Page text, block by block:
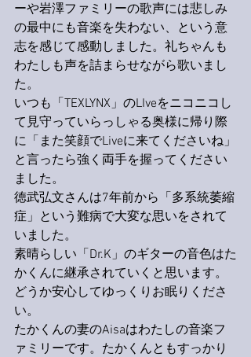
ーや岩澤ファミリーの歌声には悲しみ
の最中にも音楽を失わない、という意
志を感じて感動しました。礼ちゃんも
わたしも声を詰まらせながら歌いまし
た。
いつも「TEXLYNX」のLIveをニコニコし
て見守っていらっしゃる奥様に帰り際
に「また笑顔でLiveに来てくださいね」
と言ったら強く両手を握ってください
ました。
徳武弘文さんは7年前から「多系統萎縮
症」という難病で大変な思いをされて
いました。
素晴らしい「Dr.K」のギターの音色はた
かくんに継承されていくと思います。
どうか安心してゆっくりお眠りくださ
い。
たかくんの妻のAisaはわたしの音楽フ
ァミリーです。たかくんともすっかり